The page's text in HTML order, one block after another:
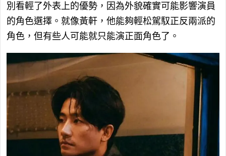
別看輕了外表上的優勢，因為外貌確實可能影響演員
的角色選擇。就像黃軒，他能夠輕松駕馭正反兩派的
角色，但有些人可能就只能演正面角色了。